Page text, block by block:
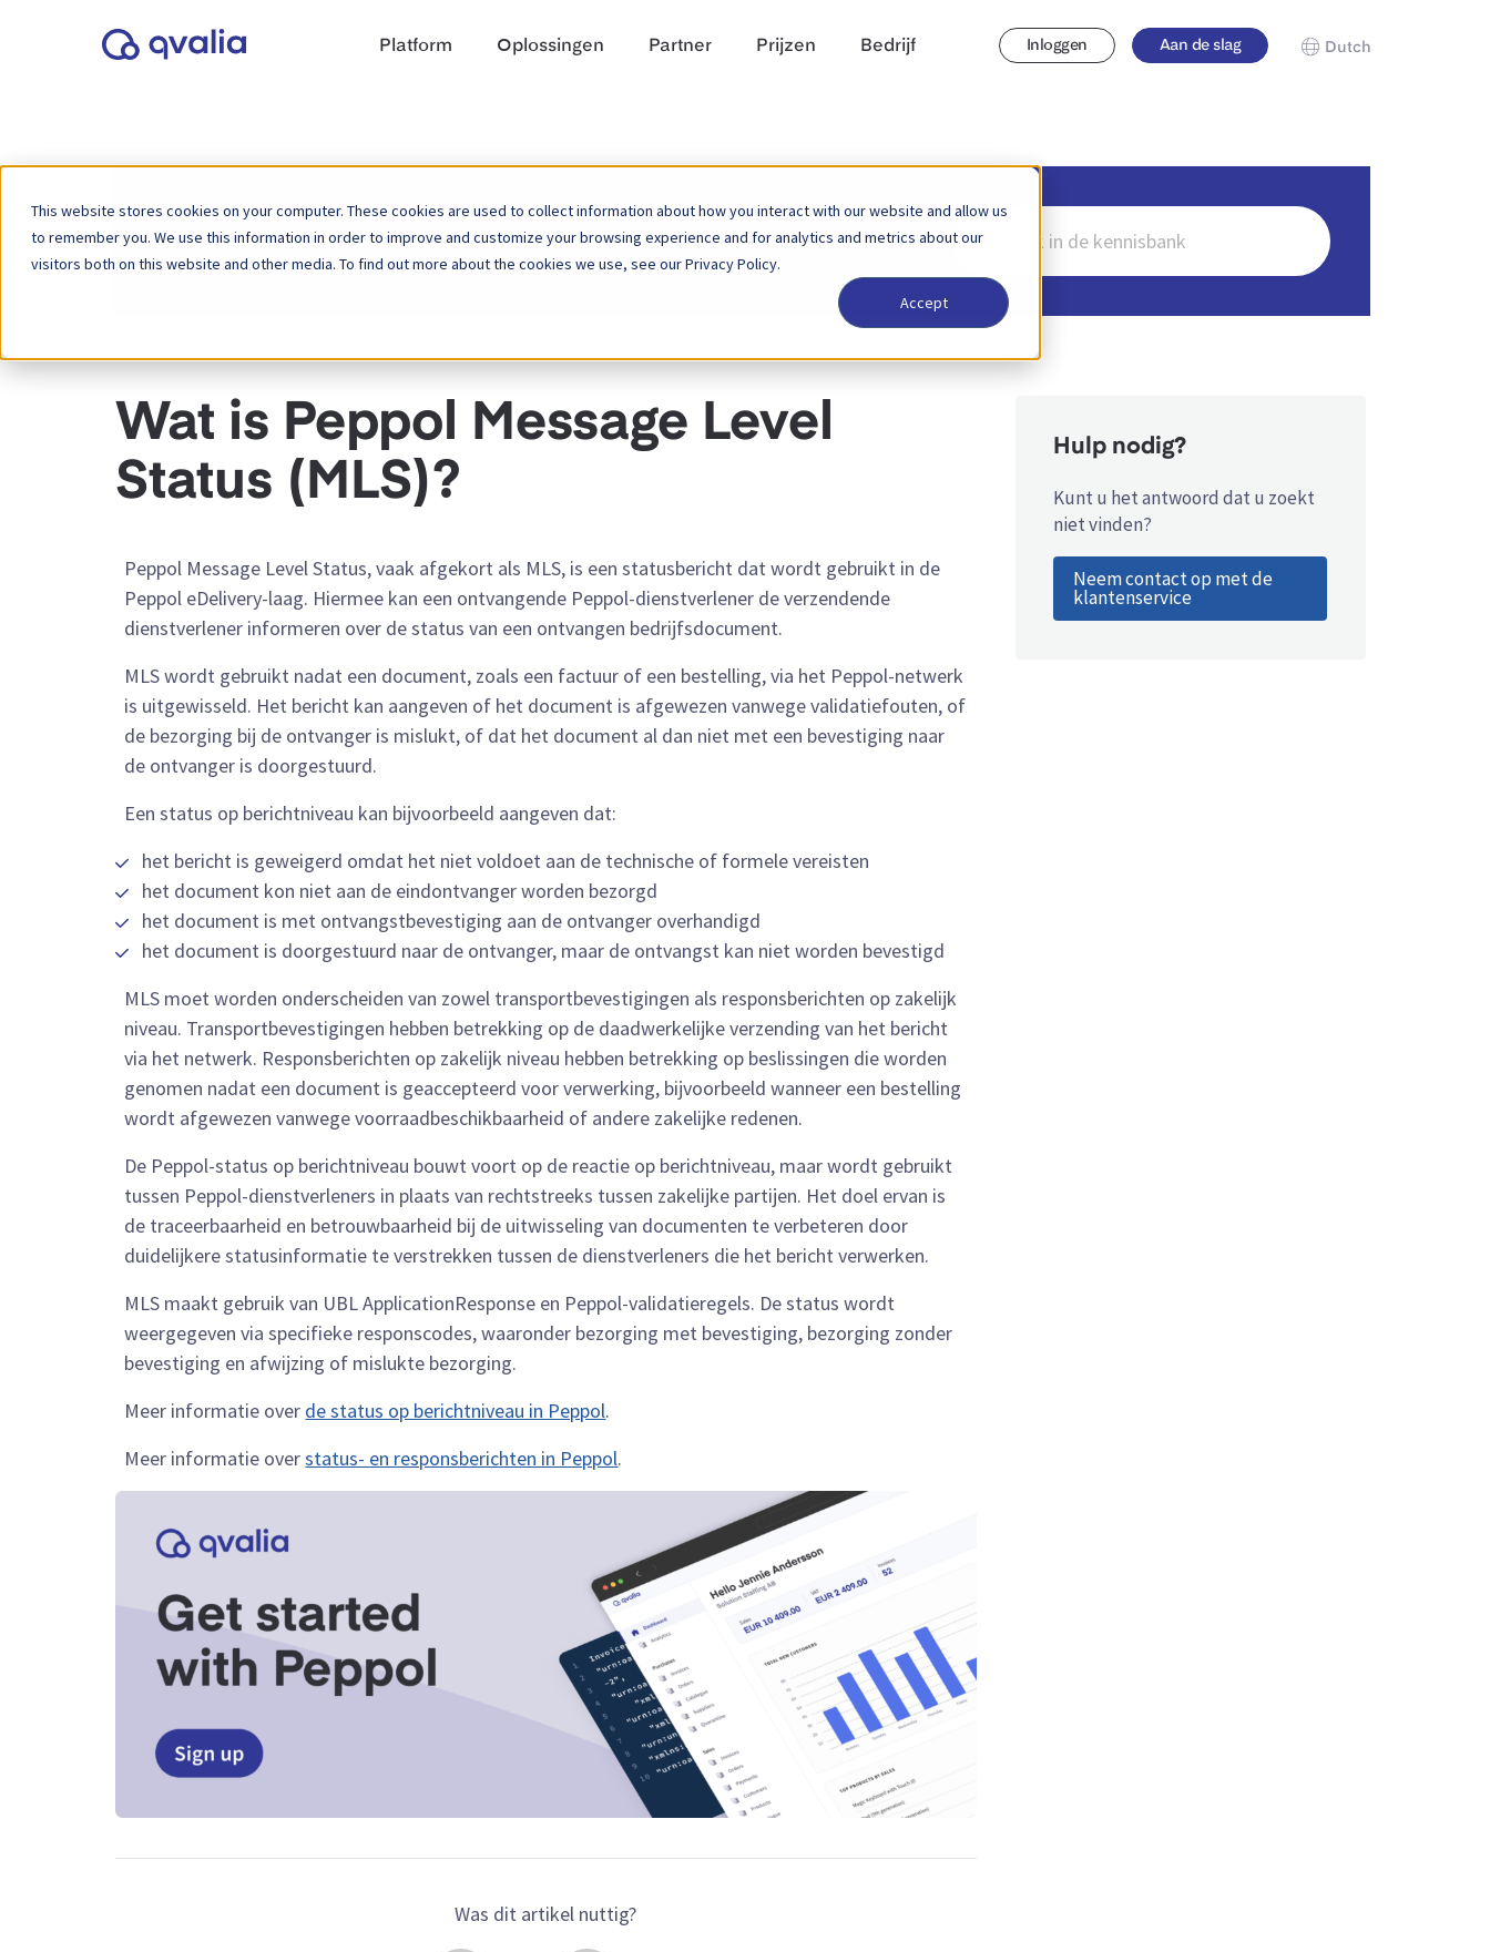
This website stores cookies on your computer. These cookies are used to collect information about how you interact with our website and allow us
to remember you. We use this information in order to improve and customize your browsing experience and for analytics and metrics about our
visitors both on this website and other media. To find out more about the cookies we use, see our Privacy Policy.
Accept
Platform Oplossingen Partner Prijzen Bedrijf Inloggen Aan de slag Dutch
Zoeken
naar
Home Kennisbank Peppol
Wat is Peppol Message Level
Status (MLS)?
Peppol Message Level Status, vaak afgekort als MLS, is een statusbericht dat wordt gebruikt in de
Peppol eDelivery-laag. Hiermee kan een ontvangende Peppol-dienstverlener de verzendende
dienstverlener informeren over de status van een ontvangen bedrijfsdocument.
MLS wordt gebruikt nadat een document, zoals een factuur of een bestelling, via het Peppol-netwerk
is uitgewisseld. Het bericht kan aangeven of het document is afgewezen vanwege validatiefouten, of
de bezorging bij de ontvanger is mislukt, of dat het document al dan niet met een bevestiging naar
de ontvanger is doorgestuurd.
Een status op berichtniveau kan bijvoorbeeld aangeven dat:
het bericht is geweigerd omdat het niet voldoet aan de technische of formele vereisten
het document kon niet aan de eindontvanger worden bezorgd
het document is met ontvangstbevestiging aan de ontvanger overhandigd
het document is doorgestuurd naar de ontvanger, maar de ontvangst kan niet worden bevestigd
MLS moet worden onderscheiden van zowel transportbevestigingen als responsberichten op zakelijk
niveau. Transportbevestigingen hebben betrekking op de daadwerkelijke verzending van het bericht
via het netwerk. Responsberichten op zakelijk niveau hebben betrekking op beslissingen die worden
genomen nadat een document is geaccepteerd voor verwerking, bijvoorbeeld wanneer een bestelling
wordt afgewezen vanwege voorraadbeschikbaarheid of andere zakelijke redenen.
De Peppol-status op berichtniveau bouwt voort op de reactie op berichtniveau, maar wordt gebruikt
tussen Peppol-dienstverleners in plaats van rechtstreeks tussen zakelijke partijen. Het doel ervan is
de traceerbaarheid en betrouwbaarheid bij de uitwisseling van documenten te verbeteren door
duidelijkere statusinformatie te verstrekken tussen de dienstverleners die het bericht verwerken.
MLS maakt gebruik van UBL ApplicationResponse en Peppol-validatieregels. De status wordt
weergegeven via specifieke responscodes, waaronder bezorging met bevestiging, bezorging zonder
bevestiging en afwijzing of mislukte bezorging.
Meer informatie over de status op berichtniveau in Peppol.
Meer informatie overstatus- en responsberichten in Peppol.
Was dit artikel nuttig?
Hulp nodig?
Kunt u het antwoord dat u zoekt
niet vinden?
Neem contact op met de
klantenservice